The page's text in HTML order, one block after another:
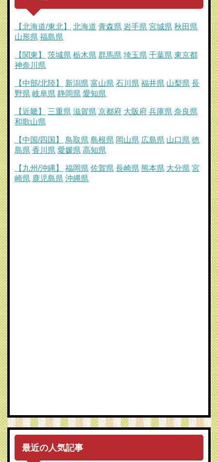
【北海道/東北】 北海道 青森県 岩手県 宮城県 秋田県
山形県 福島県
【関東】 茨城県 栃木県 群馬県 埼玉県 千葉県 東京都
神奈川県
【中部/北陸】 新潟県 富山県 石川県 福井県 山梨県 長
野県 岐阜県 静岡県 愛知県
【近畿】 三重県 滋賀県 京都府 大阪府 兵庫県 奈良県
和歌山県
【中国/四国】 鳥取県 島根県 岡山県 広島県 山口県 徳
島県 香川県 愛媛県 高知県
【九州/沖縄】 福岡県 佐賀県 長崎県 熊本県 大分県 宮
崎県 鹿児島県 沖縄県
最近の人気記事